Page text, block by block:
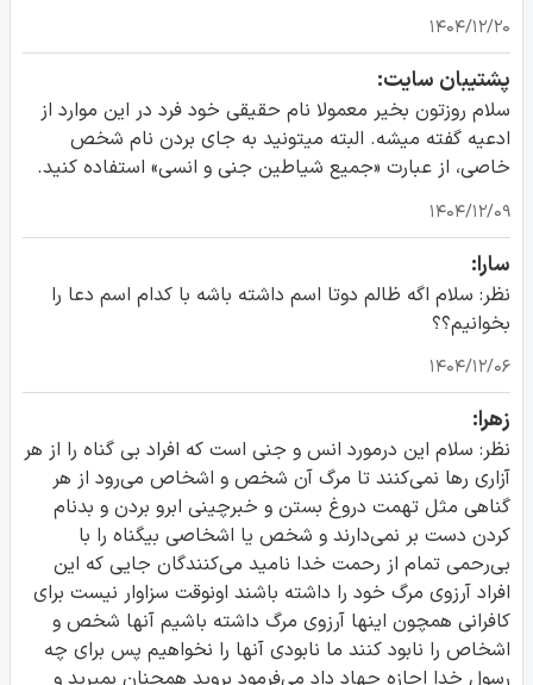
۱۴۰۴/۱۲/۲۰
پشتیبان سایت:
سلام روزتون بخیر معمولا نام حقیقی خود فرد در این موارد از
ادعیه گفته میشه. البته میتونید به جای بردن نام شخص
خاصی، از عبارت «جمیع شیاطین جنی و انسی» استفاده کنید.
۱۴۰۴/۱۲/۰۹
سارا:
نظر: سلام اگه ظالم دوتا اسم داشته باشه با کدام اسم دعا را
بخوانیم؟؟
۱۴۰۴/۱۲/۰۶
زهرا:
نظر: سلام این درمورد انس و جنی است که افراد بی گناه را از هر
آزاری رها نمی‌کنند تا مرگ آن شخص و اشخاص می‌رود از هر
گناهی مثل تهمت دروغ بستن و خبرچینی ابرو بردن و بدنام
کردن دست بر نمی‌دارند و شخص یا اشخاصی بیگناه را با
بی‌رحمی تمام از رحمت خدا نامید می‌کنندگان جایی که این
افراد آرزوی مرگ خود را داشته باشند اونوقت سزاوار نیست برای
کافرانی همچون اینها آرزوی مرگ داشته باشیم آنها شخص و
اشخاص را نابود کنند ما نابودی آنها را نخواهیم پس برای چه
رسول خدا اجازه جهاد داد می‌فرمود بروید همچنان بمیرید و